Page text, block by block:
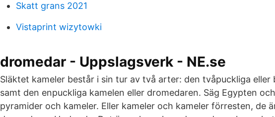
Skatt grans 2021
Vistaprint wizytowki
dromedar - Uppslagsverk - NE.se
Släktet kameler består i sin tur av två arter: den tvåpuckliga eller
samt den enpuckliga kamelen eller dromedaren. Säg Egypten
pyramider och kameler. Eller kameler och kameler förresten, de